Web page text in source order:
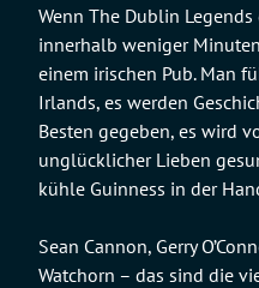
Wenn The Dublin
innerhalb weniger
einem irischen Pub. Man
Irlands, es werden
Besten gegeben, es wird
unglücklicher Lieben
kühle Guinness in der
Sean Cannon, Gerry
Watchorn – das sind die